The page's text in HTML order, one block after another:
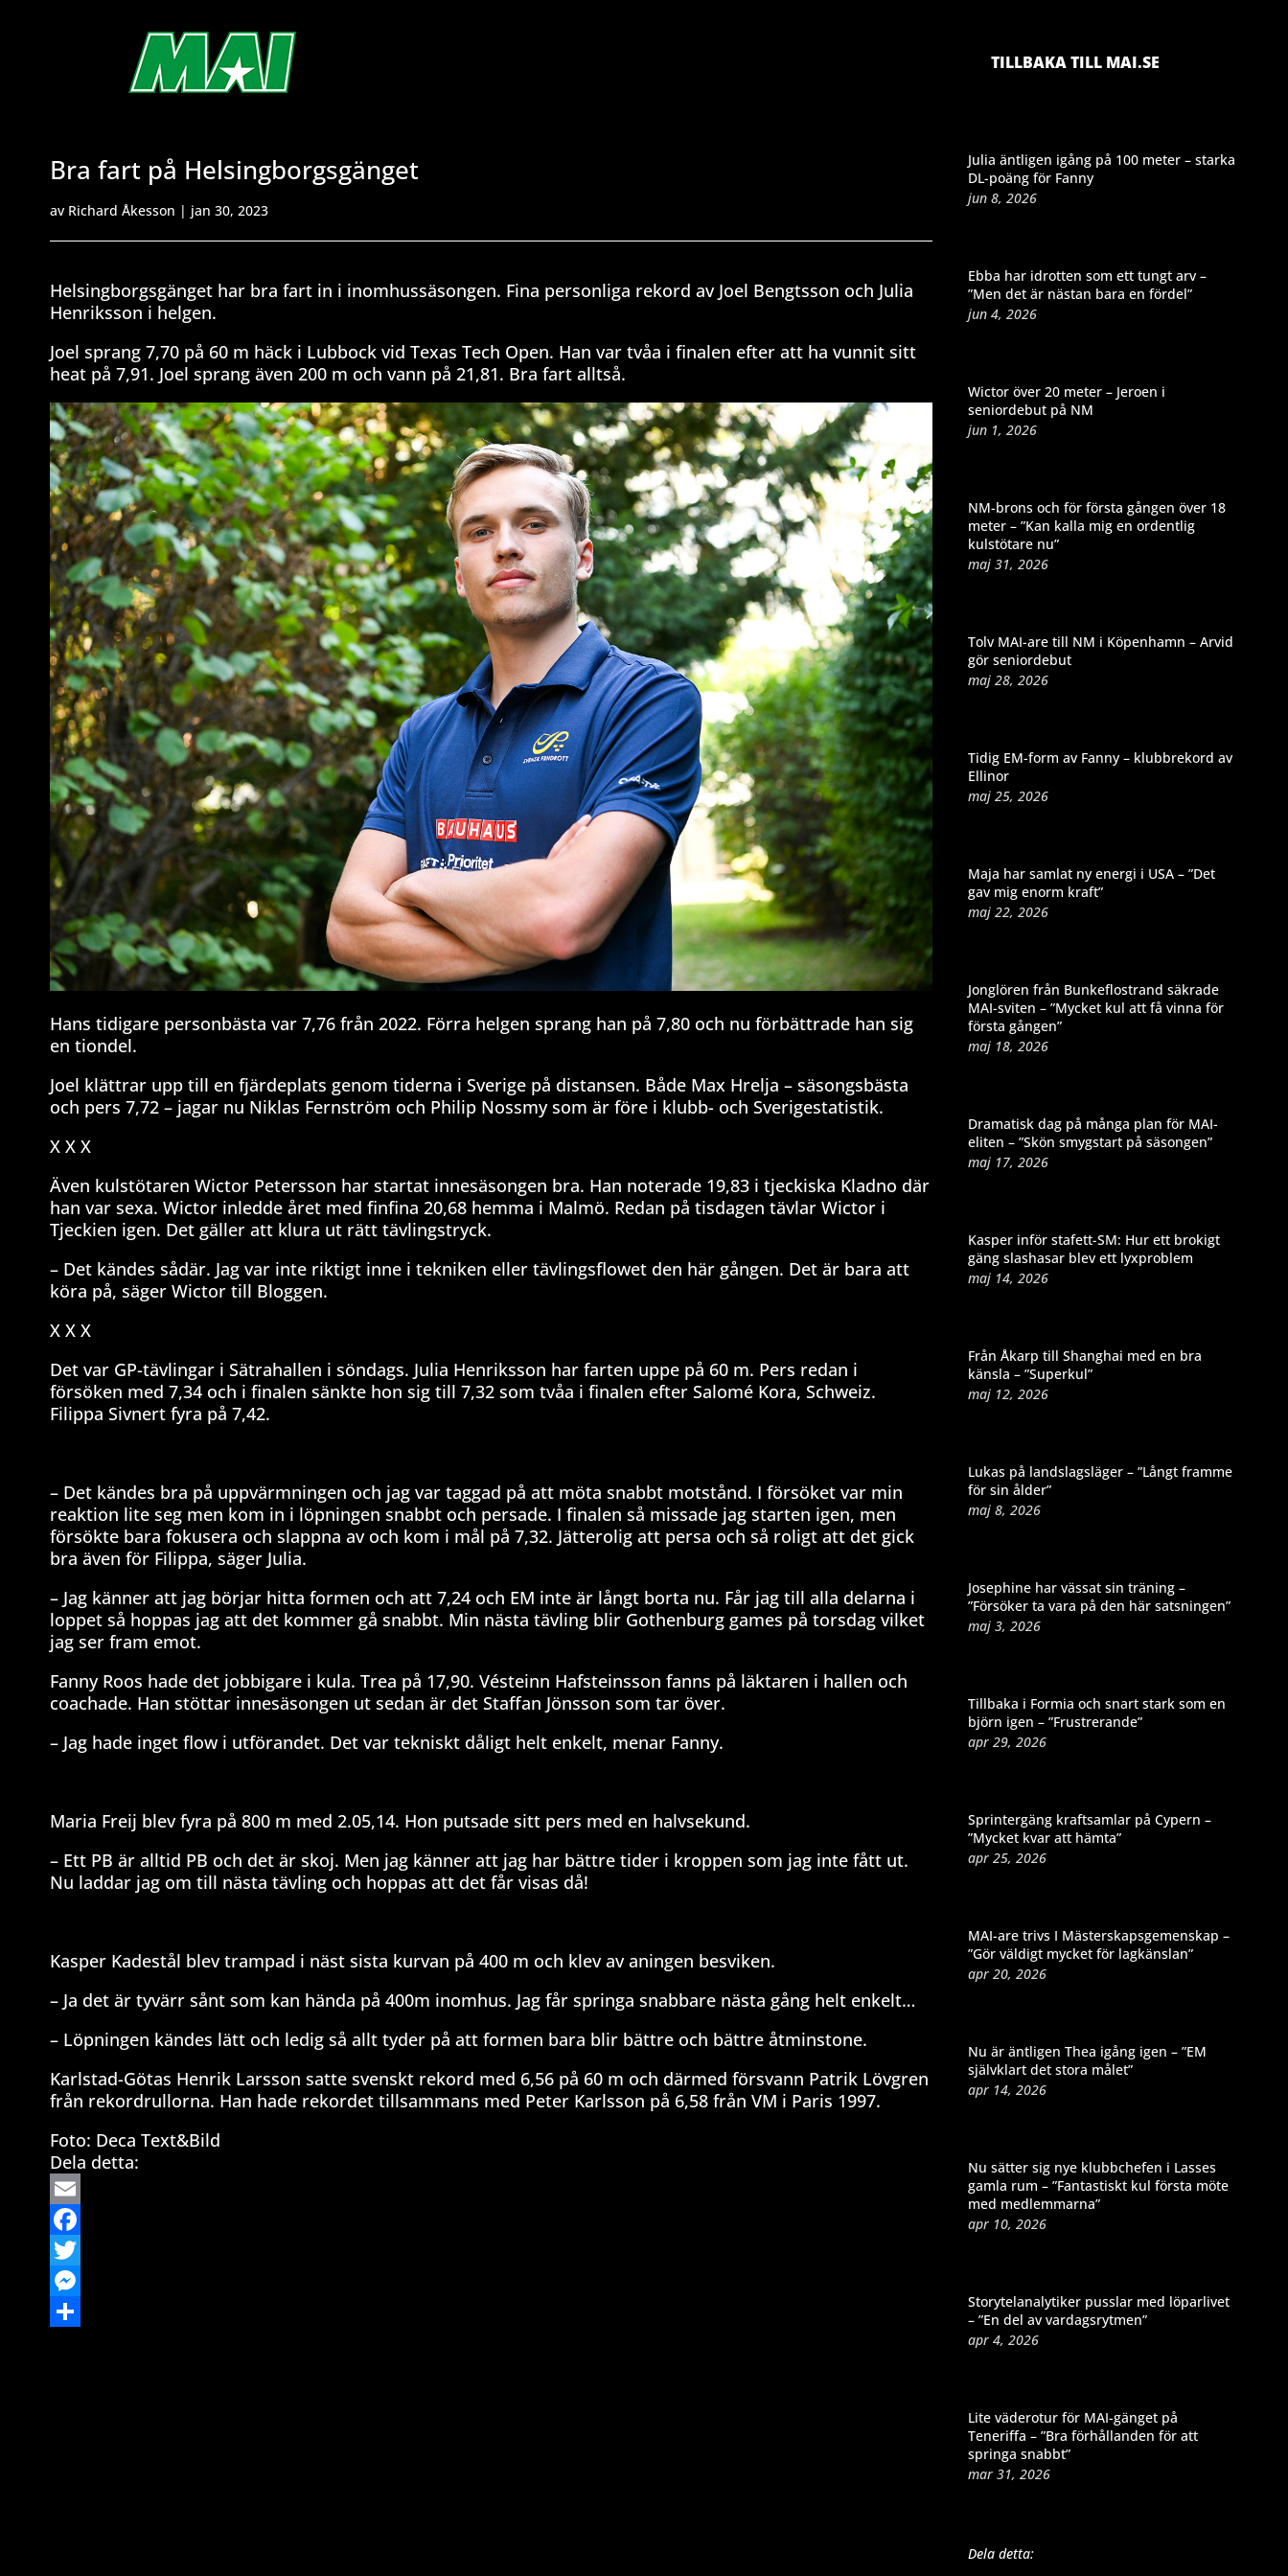
TILLBAKA TILL MAI.SE
Bra fart på Helsingborgsgänget
av Richard Åkesson | jan 30, 2023
Helsingborgsgänget har bra fart in i inomhussäsongen. Fina personliga rekord av Joel Bengtsson och Julia
Henriksson i helgen.
Joel sprang 7,70 på 60 m häck i Lubbock vid Texas Tech Open. Han var tvåa i finalen efter att ha vunnit sitt
heat på 7,91. Joel sprang även 200 m och vann på 21,81. Bra fart alltså.
Hans tidigare personbästa var 7,76 från 2022. Förra helgen sprang han på 7,80 och nu förbättrade han sig
en tiondel.
Joel klättrar upp till en fjärdeplats genom tiderna i Sverige på distansen. Både Max Hrelja – säsongsbästa
och pers 7,72 – jagar nu Niklas Fernström och Philip Nossmy som är före i klubb- och Sverigestatistik.
X X X
Även kulstötaren Wictor Petersson har startat innesäsongen bra. Han noterade 19,83 i tjeckiska Kladno där
han var sexa. Wictor inledde året med finfina 20,68 hemma i Malmö. Redan på tisdagen tävlar Wictor i
Tjeckien igen. Det gäller att klura ut rätt tävlingstryck.
– Det kändes sådär. Jag var inte riktigt inne i tekniken eller tävlingsflowet den här gången. Det är bara att
köra på, säger Wictor till Bloggen.
X X X
Det var GP-tävlingar i Sätrahallen i söndags. Julia Henriksson har farten uppe på 60 m. Pers redan i
försöken med 7,34 och i finalen sänkte hon sig till 7,32 som tvåa i finalen efter Salomé Kora, Schweiz.
Filippa Sivnert fyra på 7,42.
– Det kändes bra på uppvärmningen och jag var taggad på att möta snabbt motstånd. I försöket var min
reaktion lite seg men kom in i löpningen snabbt och persade. I finalen så missade jag starten igen, men
försökte bara fokusera och slappna av och kom i mål på 7,32. Jätterolig att persa och så roligt att det gick
bra även för Filippa, säger Julia.
– Jag känner att jag börjar hitta formen och att 7,24 och EM inte är långt borta nu. Får jag till alla delarna i
loppet så hoppas jag att det kommer gå snabbt. Min nästa tävling blir Gothenburg games på torsdag vilket
jag ser fram emot.
Fanny Roos hade det jobbigare i kula. Trea på 17,90. Vésteinn Hafsteinsson fanns på läktaren i hallen och
coachade. Han stöttar innesäsongen ut sedan är det Staffan Jönsson som tar över.
– Jag hade inget flow i utförandet. Det var tekniskt dåligt helt enkelt, menar Fanny.
Maria Freij blev fyra på 800 m med 2.05,14. Hon putsade sitt pers med en halvsekund.
– Ett PB är alltid PB och det är skoj. Men jag känner att jag har bättre tider i kroppen som jag inte fått ut.
Nu laddar jag om till nästa tävling och hoppas att det får visas då!
Kasper Kadestål blev trampad i näst sista kurvan på 400 m och klev av aningen besviken.
– Ja det är tyvärr sånt som kan hända på 400m inomhus. Jag får springa snabbare nästa gång helt enkelt…
– Löpningen kändes lätt och ledig så allt tyder på att formen bara blir bättre och bättre åtminstone.
Karlstad-Götas Henrik Larsson satte svenskt rekord med 6,56 på 60 m och därmed försvann Patrik Lövgren
från rekordrullorna. Han hade rekordet tillsammans med Peter Karlsson på 6,58 från VM i Paris 1997.
Foto: Deca Text&Bild
Dela detta:
Email
Facebook
Twitter
Messenger
Julia äntligen igång på 100 meter – starka
DL-poäng för Fanny
jun 8, 2026
Ebba har idrotten som ett tungt arv –
”Men det är nästan bara en fördel”
jun 4, 2026
Wictor över 20 meter – Jeroen i
seniordebut på NM
jun 1, 2026
NM-brons och för första gången över 18
meter – ”Kan kalla mig en ordentlig
kulstötare nu”
maj 31, 2026
Tolv MAI-are till NM i Köpenhamn – Arvid
gör seniordebut
maj 28, 2026
Tidig EM-form av Fanny – klubbrekord av
Ellinor
maj 25, 2026
Maja har samlat ny energi i USA – ”Det
gav mig enorm kraft”
maj 22, 2026
Jonglören från Bunkeflostrand säkrade
MAI-sviten – ”Mycket kul att få vinna för
första gången”
maj 18, 2026
Dramatisk dag på många plan för MAI-
eliten – ”Skön smygstart på säsongen”
maj 17, 2026
Kasper inför stafett-SM: Hur ett brokigt
gäng slashasar blev ett lyxproblem
maj 14, 2026
Från Åkarp till Shanghai med en bra
känsla – ”Superkul”
maj 12, 2026
Lukas på landslagsläger – ”Långt framme
för sin ålder”
maj 8, 2026
Josephine har vässat sin träning –
”Försöker ta vara på den här satsningen”
maj 3, 2026
Tillbaka i Formia och snart stark som en
björn igen – ”Frustrerande”
apr 29, 2026
Sprintergäng kraftsamlar på Cypern –
”Mycket kvar att hämta”
apr 25, 2026
MAI-are trivs I Mästerskapsgemenskap –
”Gör väldigt mycket för lagkänslan”
apr 20, 2026
Nu är äntligen Thea igång igen – ”EM
självklart det stora målet”
apr 14, 2026
Nu sätter sig nye klubbchefen i Lasses
gamla rum – ”Fantastiskt kul första möte
med medlemmarna”
apr 10, 2026
Storytelanalytiker pusslar med löparlivet
– ”En del av vardagsrytmen”
apr 4, 2026
Lite väderotur för MAI-gänget på
Teneriffa – ”Bra förhållanden för att
springa snabbt”
mar 31, 2026
Dela detta: